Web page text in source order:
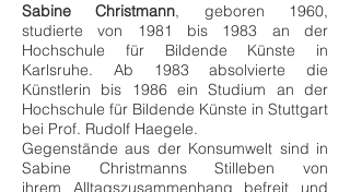
Sabine Christmann, geboren 1960,
studierte von 1981 bis 1983 an der
Hochschule für Bildende Künste in
Karlsruhe. Ab 1983 absolvierte die
Künstlerin bis 1986 ein Studium an der
Hochschule für Bildende Künste in Stuttgart
bei Prof. Rudolf Haegele.
Gegenstände aus der Konsumwelt sind in
Sabine Christmanns Stilleben von
ihrem Alltagszusammenhang befreit und